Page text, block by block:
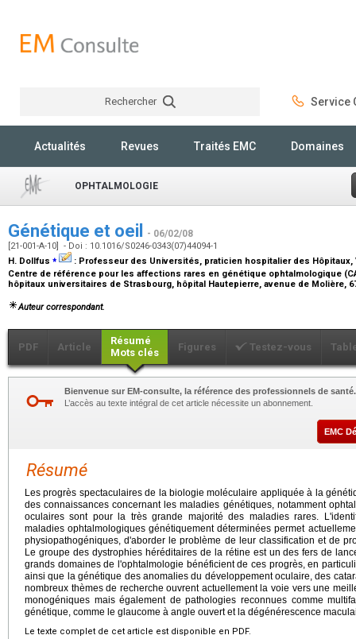
Rechercher Service
Actualités Revues Traités EMC Domaines
OPHTALMOLOGIE
Génétique et oeil - 06/02/08
[21-001-A-10] - Doi : 10.1016/S0246-0343(07)44094-1
H. Dollfus ⁎ : Professeur des Universités, praticien hospitalier des Hôpitaux,
Centre de référence pour les affections rares en génétique ophtalmologique
hôpitaux universitaires de Strasbourg, hôpital Hautepierre, avenue de Molière,
Auteur correspondant.
PDF Article
Résumé
Mots clés
Figures Testez-vous
Bienvenue sur EM-consulte, la référence des professionnels de santé.
L’accès au texte intégral de cet article nécessite un abonnement.
EMC
Résumé
Les progrès spectaculaires de la biologie moléculaire appliquée à la
des connaissances concernant les maladies génétiques, notamment
oculaires sont pour la très grande majorité des maladies rares.
maladies ophtalmologiques génétiquement déterminées permet
physiopathogéniques, d'aborder le problème de leur classification et de
Le groupe des dystrophies héréditaires de la rétine est un des fers de
grands domaines de l'ophtalmologie bénéficient de ces progrès, en
ainsi que la génétique des anomalies du développement oculaire, des
nombreux thèmes de recherche ouvrent actuellement la voie vers une
monogéniques mais également de pathologies reconnues comme
génétique, comme le glaucome à angle ouvert et la dégénérescence
Le texte complet de cet article est disponible en PDF.